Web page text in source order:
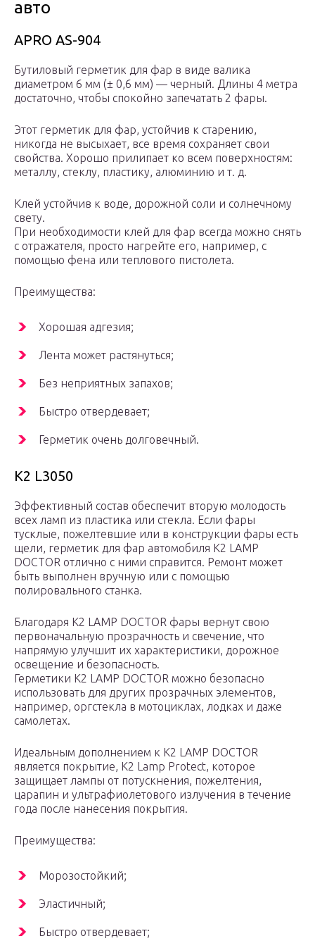
авто
APRO AS-904
Бутиловый герметик для фар в виде валика
диаметром 6 мм (± 0,6 мм) — черный. Длины 4 метра
достаточно, чтобы спокойно запечатать 2 фары.
Этот герметик для фар, устойчив к старению,
никогда не высыхает, все время сохраняет свои
свойства. Хорошо прилипает ко всем поверхностям:
металлу, стеклу, пластику, алюминию и т. д.
Клей устойчив к воде, дорожной соли и солнечному
свету.
При необходимости клей для фар всегда можно снять
с отражателя, просто нагрейте его, например, с
помощью фена или теплового пистолета.
Преимущества:
Хорошая адгезия;
Лента может растянуться;
Без неприятных запахов;
Быстро отвердевает;
Герметик очень долговечный.
К2 L3050
Эффективный состав обеспечит вторую молодость
всех ламп из пластика или стекла. Если фары
тусклые, пожелтевшие или в конструкции фары есть
щели, герметик для фар автомобиля K2 LAMP
DOCTOR отлично с ними справится. Ремонт может
быть выполнен вручную или с помощью
полировального станка.
Благодаря K2 LAMP DOCTOR фары вернут свою
первоначальную прозрачность и свечение, что
напрямую улучшит их характеристики, дорожное
освещение и безопасность.
Герметики K2 LAMP DOCTOR можно безопасно
использовать для других прозрачных элементов,
например, оргстекла в мотоциклах, лодках и даже
самолетах.
Идеальным дополнением к K2 LAMP DOCTOR
является покрытие, K2 Lamp Protect, которое
защищает лампы от потускнения, пожелтения,
царапин и ультрафиолетового излучения в течение
года после нанесения покрытия.
Преимущества:
Морозостойкий;
Эластичный;
Быстро отвердевает;